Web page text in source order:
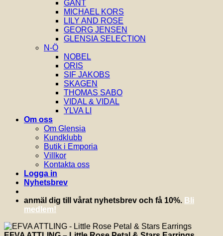
GANT
MICHAEL KORS
LILY AND ROSE
GEORG JENSEN
GLENSIA SELECTION
N-Ö
NOBEL
ORIS
SIF JAKOBS
SKAGEN
THOMAS SABO
VIDAL & VIDAL
YLVA LI
Om oss
Om Glensia
Kundklubb
Butik i Emporia
Villkor
Kontakta oss
Logga in
Nyhetsbrev
anmäl dig till vårat nyhetsbrev och få 10%. Bli
medlem!